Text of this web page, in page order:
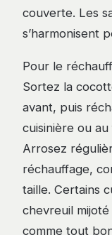
couverte. Les
s’harmonisent
Pour le
Sortez la
avant, puis
cuisinière ou
Arrosez
réchauffage,
taille. Certains
chevreuil
comme tout